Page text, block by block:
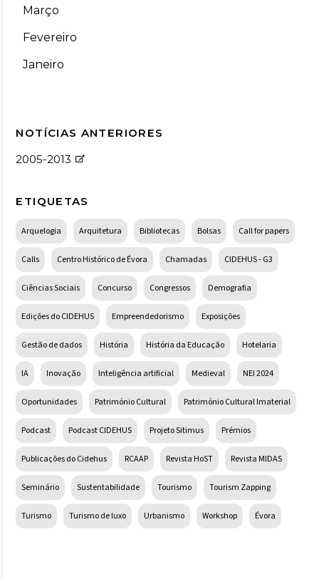
Março
Fevereiro
Janeiro
NOTÍCIAS ANTERIORES
2005-2013
ETIQUETAS
Arquelogia Arquitetura Bibliotecas Bolsas Call for papers
Calls Centro Histórico de Évora Chamadas CIDEHUS - G3
Ciências Sociais Concurso Congressos Demografia
Edições do CIDEHUS Empreendedorismo Exposições
Gestão de dados História História da Educação Hotelaria
IA Inovação Inteligência artificial Medieval NEI 2024
Oportunidades Património Cultural Património Cultural Imaterial
Podcast Podcast CIDEHUS Projeto Sitimus Prémios
Publicações do Cidehus RCAAP Revista HoST Revista MIDAS
Seminário Sustentabilidade Tourismo Tourism Zapping
Turismo Turismo de luxo Urbanismo Workshop Évora